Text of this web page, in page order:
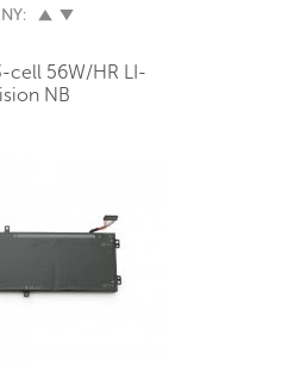
cell 56W/HR LI-
NB